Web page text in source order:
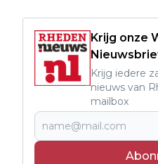
Krijg onze
Krijg iedere
nieuws van
mailbox